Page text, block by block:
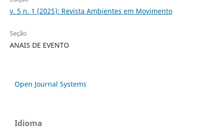
v. 5 n. 1 (2025): Revista Ambientes em Movimento
Seção
ANAIS DE EVENTO
Open Journal Systems
Idioma